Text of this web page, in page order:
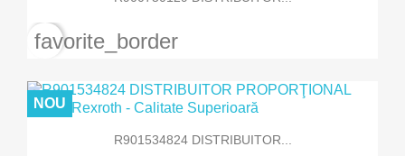
favorite_border
R901534824 DISTRIBUITOR...
NOU